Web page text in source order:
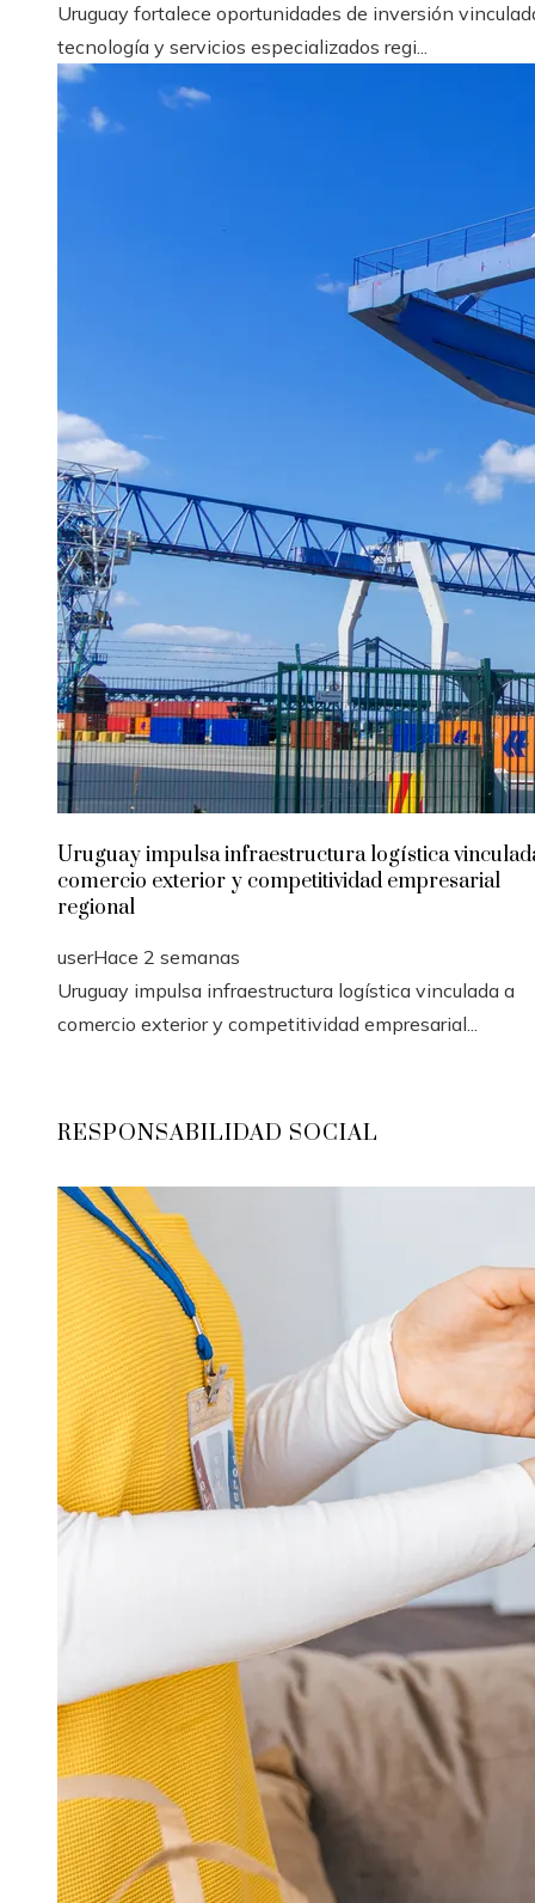
Uruguay fortalece oportunidades de inversión
tecnología y servicios especializados regi...
Uruguay impulsa infraestructura logística
comercio exterior y competitividad empresarial
regional
userHace 2 semanas
Uruguay impulsa infraestructura logística vinculada a
comercio exterior y competitividad empresarial...
RESPONSABILIDAD SOCIAL